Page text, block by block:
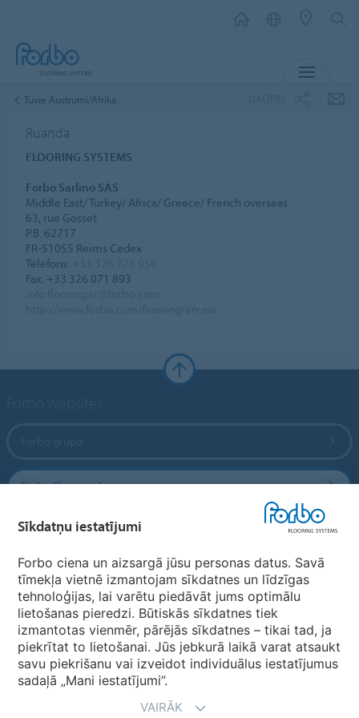
Tuvie Austrumi/Afrika
Ruanda
FLOORING SYSTEMS
Forbo Sarlino SAS
Middle East/ Turkey/ Africa/ Greece/ French overseas
63, rue Gosset
P.B. 62717
FR-51055 Reims Cedex
Telefons:
Fax: +33 326 071 893
Forbo Flooring Systems
Forbo Movement Systems
Valstu mājas lapas
Izvēlēties valsti
Sīkdatņu iestatījumi
Forbo ciena un aizsargā jūsu personas datus. Savā
tīmekļa vietnē izmantojam sīkdatnes un līdzīgas
tehnoloģijas, lai varētu piedāvāt jums optimālu
lietošanas pieredzi. Būtiskās sīkdatnes tiek
izmantotas vienmēr, pārējās sīkdatnes – tikai tad, ja
piekrītat to lietošanai. Jūs jebkurā laikā varat atsaukt
savu piekrišanu vai izveidot individuālus iestatījumus
sadaļā „Mani iestatījumi”.
VAIRĀK